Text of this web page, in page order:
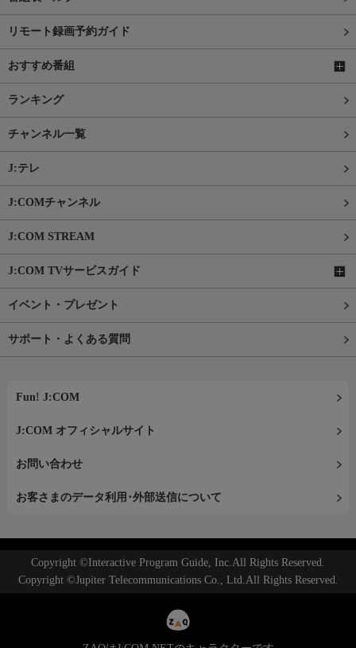
リモート録画予約ガイド
おすすめ番組
ランキング
チャンネル一覧
J:テレ
J:COMチャンネル
J:COM STREAM
J:COM TVサービスガイド
イベント・プレゼント
サポート・よくある質問
Fun! J:COM
J:COM オフィシャルサイト
お問い合わせ
お客さまのデータ利用･外部送信について
Copyright ©Interactive Program Guide, Inc.All Rights Reserved.
Copyright ©Jupiter Telecommunications Co., Ltd.All Rights Reserved.